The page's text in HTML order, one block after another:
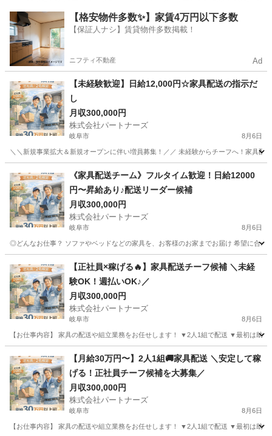
岐阜 中津川市 倉庫管理
【格安物件多数✨】家賃4万円以下多数
【保証人ナシ】賃貸物件多数掲載！
ニフティ不動産 Ad
【未経験歓迎】日給12,000円☆家具配送の指示だ
し
月収300,000円
株式会社パートナーズ
岐阜市 8月6日
＼＼新規事業拡大＆新規オープンに伴い増員募集！／／ 未経験からチーフへ！家具
配送 未経験
《家具配送チーム》フルタイム歓迎！日給12000
円〜昇給あり♪配送リーダー候補
月収300,000円
株式会社パートナーズ
岐阜市 8月6日
◎どんなお仕事？ ソファやベッドなどの家具を、お客様のお家までお届け 希望に合
配送 未経験
【正社員×稼げる🔥】家具配送チーフ候補 ＼未経
験OK！週払いOK♪／
月収300,000円
株式会社パートナーズ
岐阜市 8月6日
【お仕事内容】 家具の配送や組立業務をお任せします！ ▼2人1組で配送 ▼最初は
配送
【月給30万円〜】2人1組🚚家具配送 ＼安定して稼
げる！正社員チーフ候補を大募集／
月収300,000円
株式会社パートナーズ
岐阜市 8月6日
【お仕事内容】 家具の配送や組立業務をお任せします！ ▼2人1組で配送 ▼最初は